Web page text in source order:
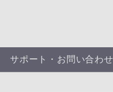
サポート・お問い合わせ